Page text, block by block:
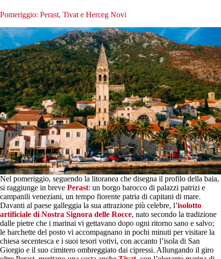
Pomeriggio: Perast, Tivat e Herceg Novi
Nel pomeriggio, seguendo la litoranea che disegna il profilo della baia,
si raggiunge in breve Perast: un borgo barocco di palazzi patrizi e
campanili veneziani, un tempo fiorente patria di capitani di mare.
Davanti al paese galleggia la sua attrazione più celebre, l’isolotto
artificiale di Nostra Signora delle Rocce, nato secondo la tradizione
dalle pietre che i marinai vi gettavano dopo ogni ritorno sano e salvo;
le barchette del posto vi accompagnano in pochi minuti per visitare la
chiesa secentesca e i suoi tesori votivi, con accanto l’isola di San
Giorgio e il suo cimitero ombreggiato dai cipressi. Allungando il giro